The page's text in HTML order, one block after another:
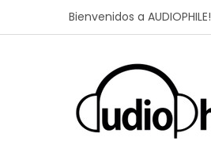
Bienvenidos a AUDIOPHILE!